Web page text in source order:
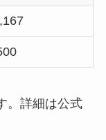
。詳細は公式